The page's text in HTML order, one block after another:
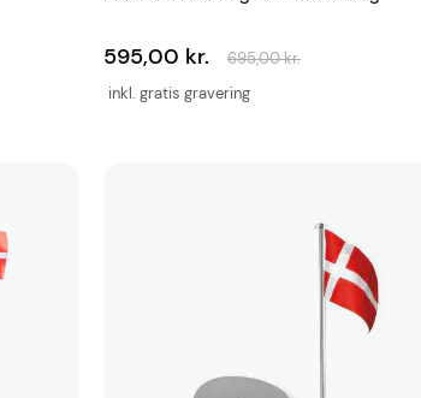
inkl. gratis gravering
595,00 kr. 695,00 kr.